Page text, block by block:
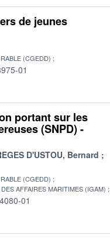
de jeunes
(CGEDD)
01
portant sur les
(SNPD) -
D'USTOU, Bernard
(CGEDD)
AFFAIRES MARITIMES (IGAM)
01